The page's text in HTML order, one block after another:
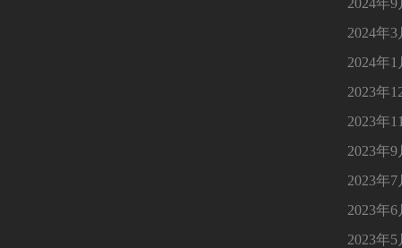
2024年3
2024年1
2023年
2023年
2023年9
2023年7
2023年6
2023年5